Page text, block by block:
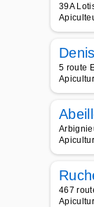
39A
5 route
467